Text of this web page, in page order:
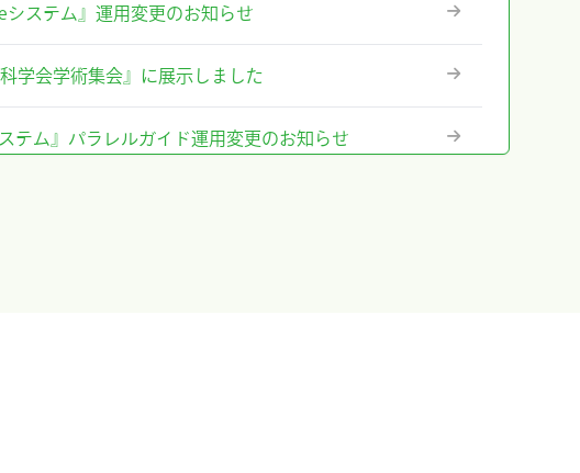
システム』運用変更のお知らせ
学会学術集会』に展示しました
ステム』パラレルガイド運用変更のお知らせ